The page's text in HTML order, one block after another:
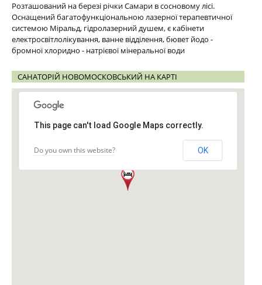
Розташований на березі річки Самари в сосновому лісі.
Оснащений багатофункціональною лазерної терапевтичної
системою Міральд, гідролазерний душем, є кабінети
електросвітлолікування, ванне відділення, бювет йодо -
бромної хлоридно - натрієвої мінеральної води
САНАТОРІЙ НОВОМОСКОВСЬКИЙ НА КАРТІ
This page can't load Google Maps correctly.
Do you own this website? OK